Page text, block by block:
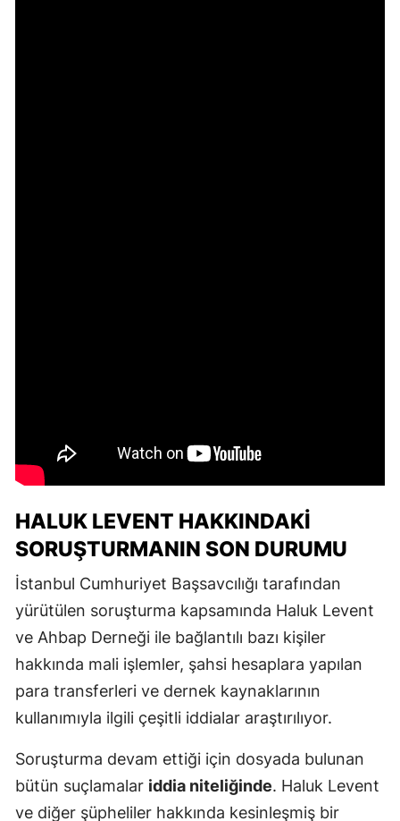
HALUK LEVENT HAKKINDAKI
SORUŞTURMANIN SON DURUMU
İstanbul Cumhuriyet Başsavcılığı tarafından
yürütülen soruşturma kapsamında Haluk Levent
ve Ahbap Derneği ile bağlantılı bazı kişiler
hakkında mali işlemler, şahsi hesaplara yapılan
para transferleri ve dernek kaynaklarının
kullanımıyla ilgili çeşitli iddialar araştırılıyor.
Soruşturma devam ettiği için dosyada bulunan
bütün suçlamalar iddia niteliğinde. Haluk Levent
ve diğer şüpheliler hakkında kesinleşmiş bir